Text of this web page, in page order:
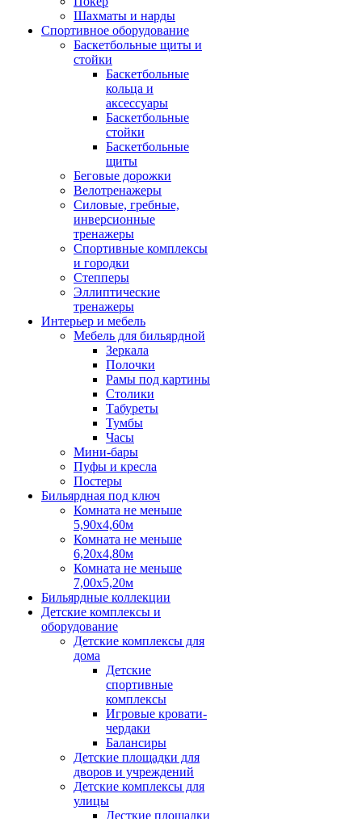
Шахматы и нарды
Спортивное оборудование
Баскетбольные щиты и
стойки
Баскетбольные
кольца и
аксессуары
Баскетбольные
стойки
Баскетбольные
щиты
Беговые дорожки
Велотренажеры
Силовые, гребные,
инверсионные
тренажеры
Спортивные комплексы
и городки
Степперы
Эллиптические
тренажеры
Интерьер и мебель
Мебель для бильярдной
Зеркала
Полочки
Рамы под картины
Столики
Табуреты
Тумбы
Часы
Мини-бары
Пуфы и кресла
Постеры
Бильярдная под ключ
Комната не меньше
5,90х4,60м
Комната не меньше
6,20х4,80м
Комната не меньше
7,00х5,20м
Бильярдные коллекции
Детские комплексы и
оборудование
Детские комплексы для
дома
Детские
спортивные
комплексы
Игровые кровати-
чердаки
Балансиры
Детские площадки для
дворов и учреждений
Детские комплексы для
улицы
Десткие площадки